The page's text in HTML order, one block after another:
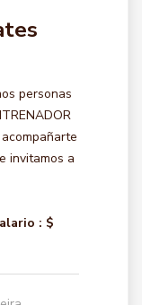
personas
acompañarte
invitamos a
: $